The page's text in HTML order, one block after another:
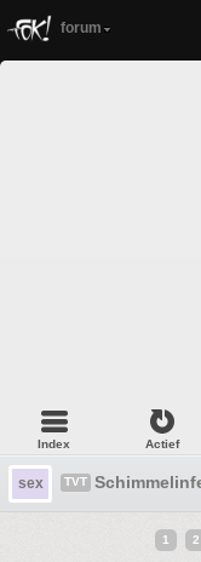
forum
Index Actief
sex TVT
1 2